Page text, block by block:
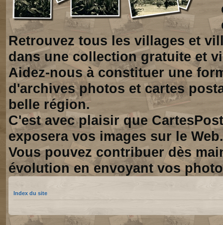
Retrouvez tous les villages et
dans une collection gratuite et
Aidez-nous à constituer une
d'archives photos et cartes
belle région.
C'est avec plaisir que
exposera vos images sur le Web.
Vous pouvez contribuer dès
évolution en envoyant vos
Index du site